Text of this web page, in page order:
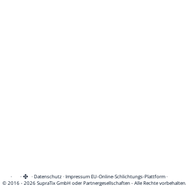
· · ·Datenschutz·Impressum EU-Online-Schlichtungs-Plattform·
© 2016 - 2026 SupraTix GmbH oder Partnergesellschaften - Alle Rechte vorbehalten.